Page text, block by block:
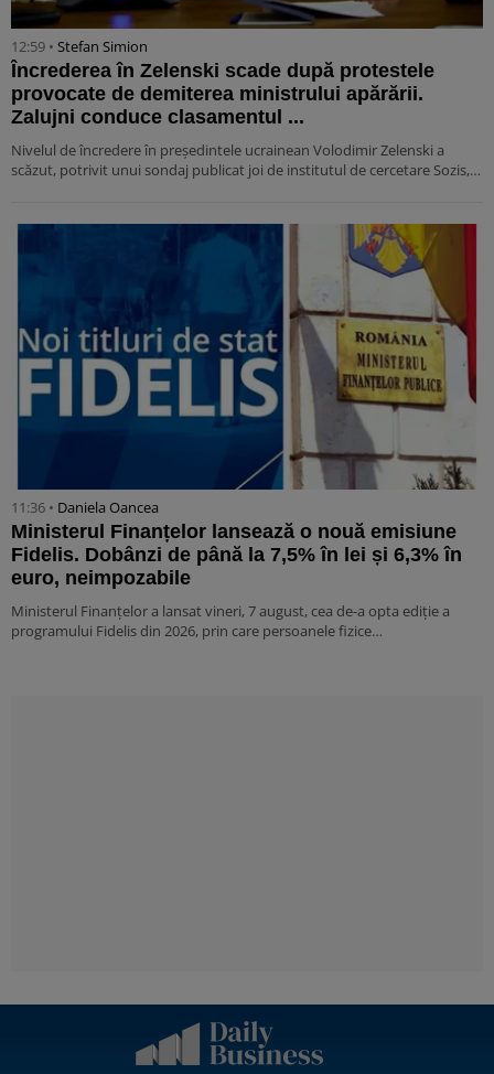
12:59 • Stefan Simion
Încrederea în Zelenski scade după protestele
provocate de demiterea ministrului apărării.
Zalujni conduce clasamentul ...
Nivelul de încredere în președintele ucrainean Volodimir Zelenski a
scăzut, potrivit unui sondaj publicat joi de institutul de cercetare Sozis,…
11:36 • Daniela Oancea
Ministerul Finanțelor lansează o nouă emisiune
Fidelis. Dobânzi de până la 7,5% în lei și 6,3% în
euro, neimpozabile
Ministerul Finanțelor a lansat vineri, 7 august, cea de-a opta ediție a
programului Fidelis din 2026, prin care persoanele fizice…